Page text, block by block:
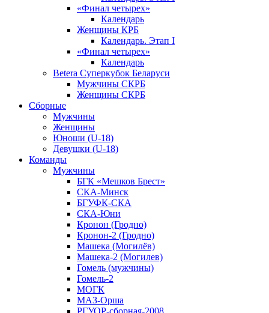
«Финал четырех»
Календарь
Женщины КРБ
Календарь. Этап I
«Финал четырех»
Календарь
Betera Суперкубок Беларуси
Мужчины СКРБ
Женщины СКРБ
Сборные
Мужчины
Женщины
Юноши (U-18)
Девушки (U-18)
Команды
Мужчины
БГК «Мешков Брест»
СКА-Минск
БГУФК-СКА
СКА-Юни
Кронон (Гродно)
Кронон-2 (Гродно)
Машека (Могилёв)
Машека-2 (Могилев)
Гомель (мужчины)
Гомель-2
МОГК
МАЗ-Орша
РГУОР-сборная-2008